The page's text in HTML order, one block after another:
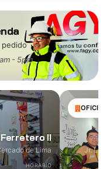
- 5pm
II
de Lima
HORARIO
OFICINA
Jr. Las